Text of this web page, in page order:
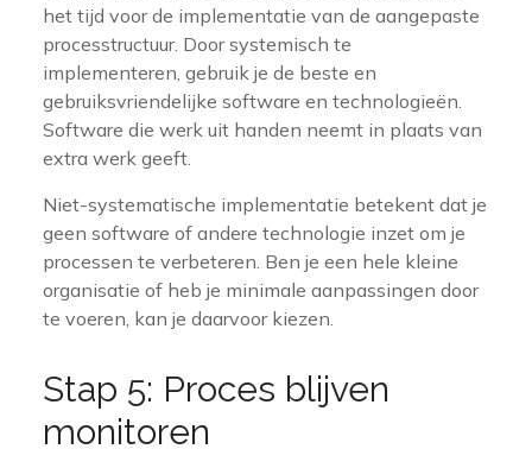
het tijd voor de implementatie van de aangepaste
processtructuur. Door systemisch te
implementeren, gebruik je de beste en
gebruiksvriendelijke software en technologieën.
Software die werk uit handen neemt in plaats van
extra werk geeft.
Niet-systematische implementatie betekent dat je
geen software of andere technologie inzet om je
processen te verbeteren. Ben je een hele kleine
organisatie of heb je minimale aanpassingen door
te voeren, kan je daarvoor kiezen.
Stap 5: Proces blijven
monitoren